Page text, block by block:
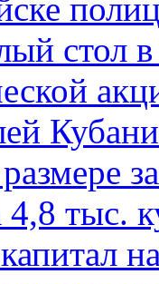
стол
4,8 тыс.